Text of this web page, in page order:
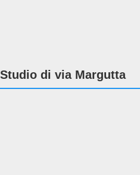
Studio di via Margutta